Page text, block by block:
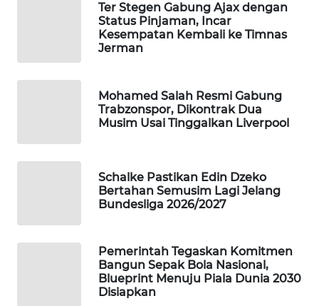
Ter Stegen Gabung Ajax dengan
Status Pinjaman, Incar
Kesempatan Kembali ke Timnas
Jerman
Mohamed Salah Resmi Gabung
Trabzonspor, Dikontrak Dua
Musim Usai Tinggalkan Liverpool
Schalke Pastikan Edin Dzeko
Bertahan Semusim Lagi Jelang
Bundesliga 2026/2027
Pemerintah Tegaskan Komitmen
Bangun Sepak Bola Nasional,
Blueprint Menuju Piala Dunia 2030
Disiapkan
WAHANA